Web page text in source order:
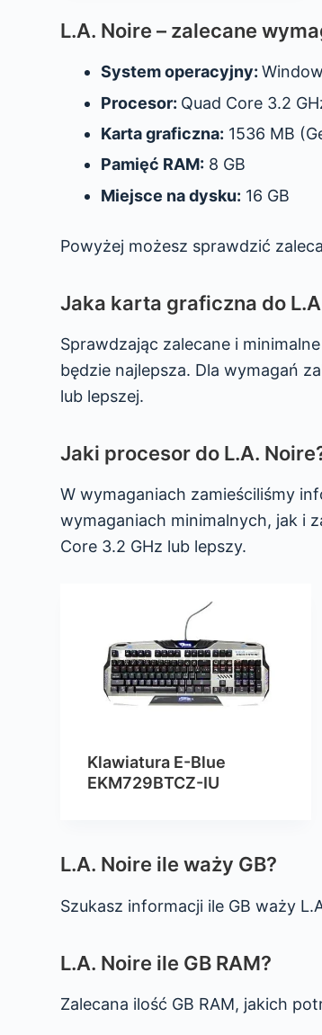
L.A. Noire – zalecane
System operacyjny:
Procesor: Quad Core 3.2
Karta graficzna: 1536 MB
Pamięć RAM: 8 GB
Miejsce na dysku: 16 GB
Powyżej możesz sprawdzić
Jaka karta graficzna do
Sprawdzając zalecane i
będzie najlepsza. Dla wymagań
lub lepszej.
Jaki procesor do L.A.
W wymaganiach zamieściliśmy
wymaganiach minimalnych, jak i
Core 3.2 GHz lub lepszy.
Klawiatura E-Blue
EKM729BTCZ-IU
L.A. Noire ile waży GB?
Szukasz informacji ile GB waży
L.A. Noire ile GB RAM?
Zalecana ilość GB RAM, jakich